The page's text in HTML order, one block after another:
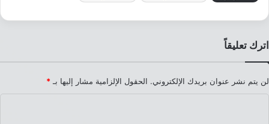
اترك تعليقاً
لن يتم نشر عنوان بريدك الإلكتروني. الحقول الإلزامية مشار إليها بـ *